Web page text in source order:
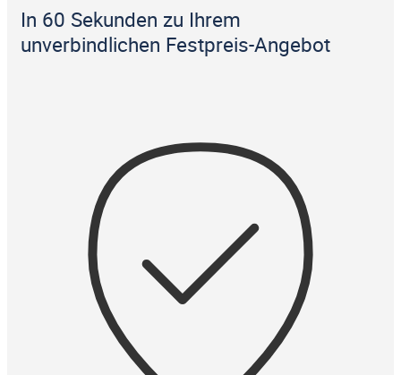
In 60 Sekunden zu Ihrem
unverbindlichen Festpreis-Angebot